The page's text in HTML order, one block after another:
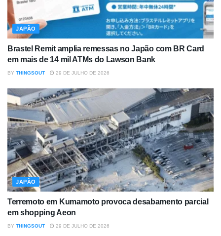
JAPÃO
Brastel Remit amplia remessas no Japão com BR Card
em mais de 14 mil ATMs do Lawson Bank
BY THINGSOUT 29 DE JULHO DE 2026
JAPÃO
Terremoto em Kumamoto provoca desabamento parcial
em shopping Aeon
BY THINGSOUT 29 DE JULHO DE 2026